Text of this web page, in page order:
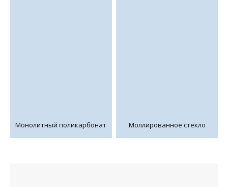
Монолитный поликарбонат Моллированное стекло